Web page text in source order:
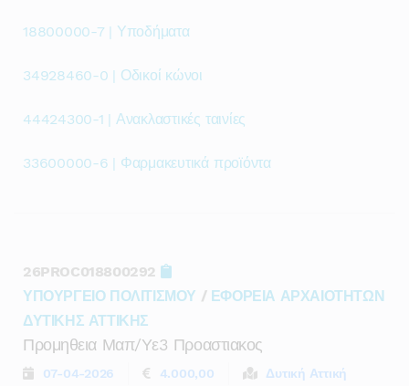
18800000-7 | Υποδήματα
34928460-0 | Οδικοί κώνοι
44424300-1 | Ανακλαστικές ταινίες
33600000-6 | Φαρμακευτικά προϊόντα
26PROC018800292
ΥΠΟΥΡΓΕΙΟ ΠΟΛΙΤΙΣΜΟΥ / ΕΦΟΡΕΙΑ ΑΡΧΑΙΟΤΗΤΩΝ
ΔΥΤΙΚΗΣ ΑΤΤΙΚΗΣ
Προμηθεια Μαπ/υε3 Προαστιακος
07-04-2026 4.000,00 Δυτική Αττική